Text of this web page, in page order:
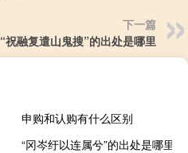
下一篇
“祝融复遣山鬼搜”的出处是哪里
申购和认购有什么区别
“冈岑纡以连属兮”的出处是哪里